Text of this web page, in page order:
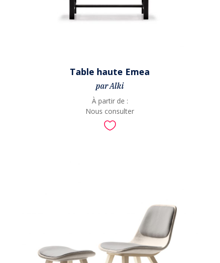
Table haute Emea
par Alki
À partir de :
Nous consulter
